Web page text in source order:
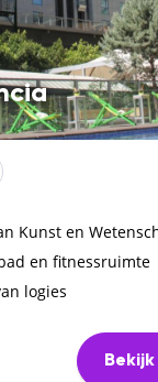
Kunst en
en fitnessruimte
logies